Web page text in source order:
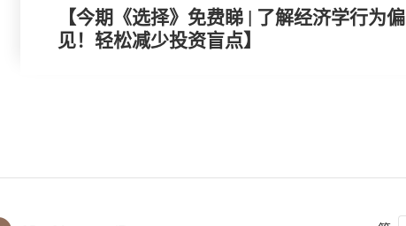
【今期《选择》免费睇 | 了解经济学行为偏
见！轻松减少投资盲点】